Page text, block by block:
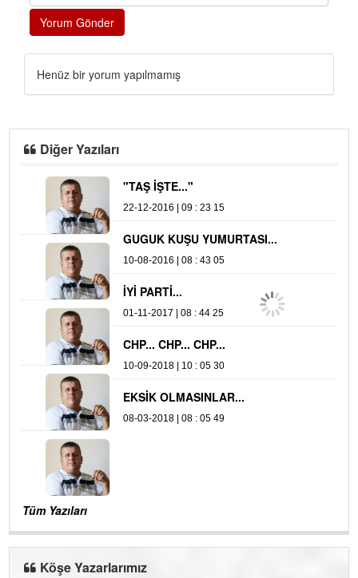
Yorum Gönder
Henüz bir yorum yapılmamış
Diğer Yazıları
"TAŞ İŞTE..."
22-12-2016 | 09 : 23 15
GUGUK KUŞU YUMURTASI...
10-08-2016 | 08 : 43 05
İYİ PARTİ...
01-11-2017 | 08 : 44 25
CHP... CHP... CHP...
10-09-2018 | 10 : 05 30
EKSİK OLMASINLAR...
08-03-2018 | 08 : 05 49
Tüm Yazıları
Köşe Yazarlarımız